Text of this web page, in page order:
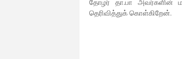
தோழர் தா.பா அவர்களின்
தெரிவித்துக் கொள்கிறேன்.